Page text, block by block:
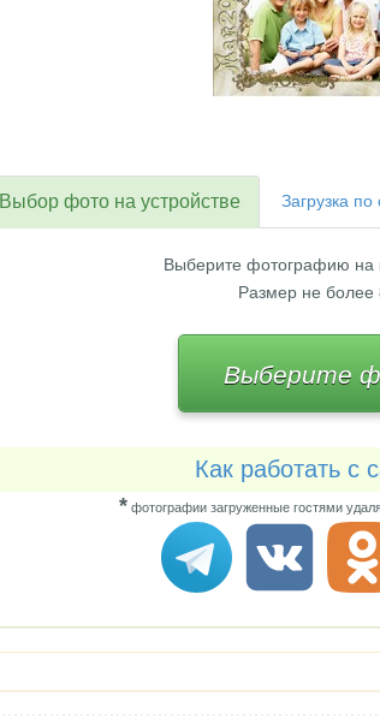
Выбор фото на устройстве Загрузка по
Выберите фотографию на
Размер не
Выберите
Как работать с
* фотографии загруженные гостями